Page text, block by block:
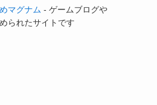
マグナム - ゲームブログや
られたサイトです